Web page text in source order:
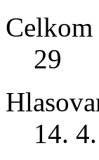
Celkom
29
14.